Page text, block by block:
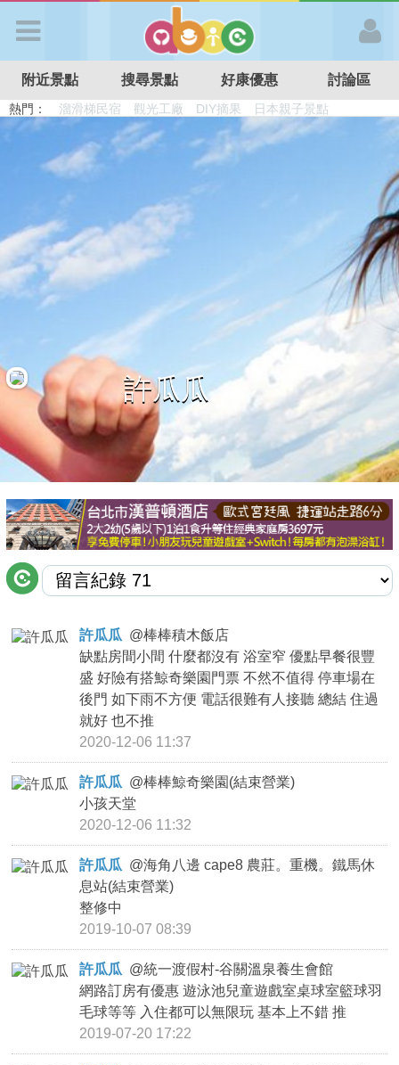
APP登入
首 頁
搜尋景點
好康優惠
最新留言
商家合作
推薦景點
討論區
聯絡我們
APP下載
附近景點 搜尋景點 好康優惠 討論區
熱門： 溜滑梯民宿 觀光工廠 DIY摘果
日本親子景點
特色遊戲場
親子住房優惠 台北親子餐廳 溫泉泡湯SPA
許瓜瓜
許瓜瓜 @棒棒積木飯店
缺點房間小間 什麼都沒有 浴室窄 優點早餐很豐
盛 好險有搭鯨奇樂園門票 不然不值得 停車場在
後門 如下雨不方便 電話很難有人接聽 總結 住過
就好 也不推
2020-12-06 11:37
許瓜瓜 @棒棒鯨奇樂園(結束營業)
小孩天堂
2020-12-06 11:32
許瓜瓜 @海角八邊 cape8 農莊。重機。鐵馬休
息站(結束營業)
整修中
2019-10-07 08:39
許瓜瓜 @統一渡假村-谷關溫泉養生會館
網路訂房有優惠 遊泳池兒童遊戲室桌球室籃球羽
毛球等等 入住都可以無限玩 基本上不錯 推
2019-07-20 17:22